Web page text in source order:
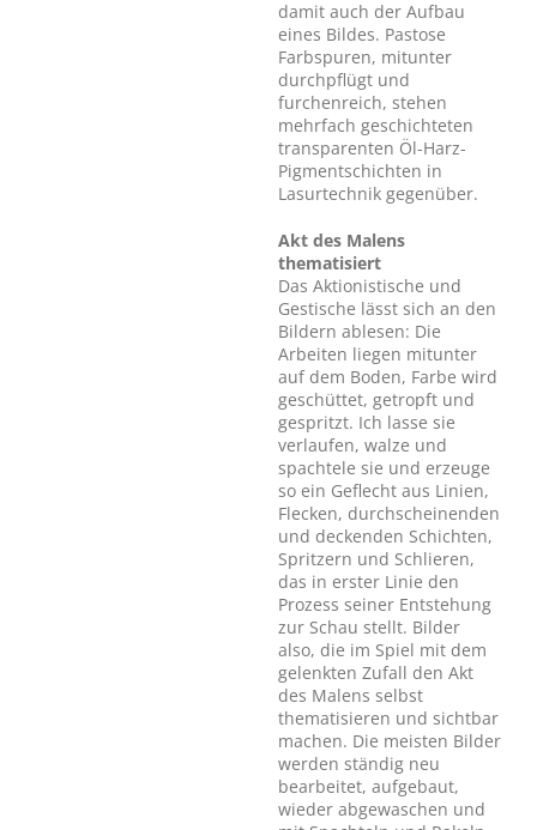
damit auch der Aufbau
eines Bildes. Pastose
Farbspuren, mitunter
durchpflügt und
furchenreich, stehen
mehrfach geschichteten
transparenten Öl-Harz-
Pigmentschichten in
Lasurtechnik gegenüber.
Akt des Malens
thematisiert
Das Aktionistische und
Gestische lässt sich an den
Bildern ablesen: Die
Arbeiten liegen mitunter
auf dem Boden, Farbe wird
geschüttet, getropft und
gespritzt. Ich lasse sie
verlaufen, walze und
spachtele sie und erzeuge
so ein Geflecht aus Linien,
Flecken, durchscheinenden
und deckenden Schichten,
Spritzern und Schlieren,
das in erster Linie den
Prozess seiner Entstehung
zur Schau stellt. Bilder
also, die im Spiel mit dem
gelenkten Zufall den Akt
des Malens selbst
thematisieren und sichtbar
machen. Die meisten Bilder
werden ständig neu
bearbeitet, aufgebaut,
wieder abgewaschen und